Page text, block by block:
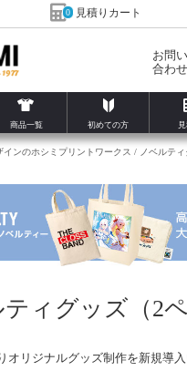
0 見積りカート
お問い
合わせ
商品一覧 初めての方
ンのホシミプリントワークス ノベルテ
ィグッズ（2ペ
オリジナルグッズ制作を新規導入